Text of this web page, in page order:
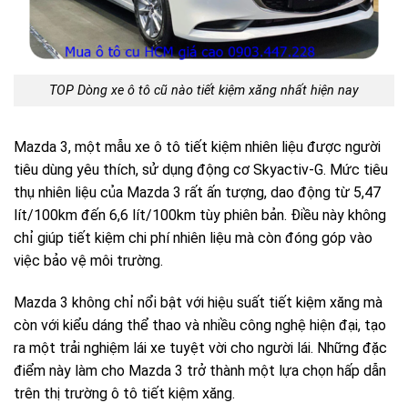
TOP Dòng xe ô tô cũ nào tiết kiệm xăng nhất hiện nay
Mazda 3, một mẫu xe ô tô tiết kiệm nhiên liệu được người
tiêu dùng yêu thích, sử dụng động cơ Skyactiv-G. Mức tiêu
thụ nhiên liệu của Mazda 3 rất ấn tượng, dao động từ 5,47
lít/100km đến 6,6 lít/100km tùy phiên bản. Điều này không
chỉ giúp tiết kiệm chi phí nhiên liệu mà còn đóng góp vào
việc bảo vệ môi trường.
Mazda 3 không chỉ nổi bật với hiệu suất tiết kiệm xăng mà
còn với kiểu dáng thể thao và nhiều công nghệ hiện đại, tạo
ra một trải nghiệm lái xe tuyệt vời cho người lái. Những đặc
điểm này làm cho Mazda 3 trở thành một lựa chọn hấp dẫn
trên thị trường ô tô tiết kiệm xăng.